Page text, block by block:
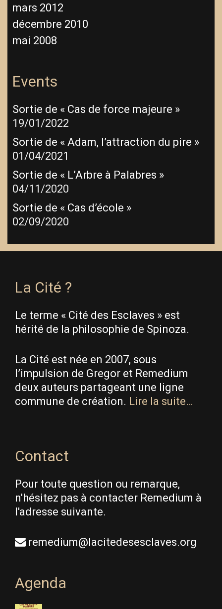
mars 2012
décembre 2010
mai 2008
Events
Sortie de « Cas de force majeure »
19/01/2022
Sortie de « Adam, l’attraction du pire »
01/04/2021
Sortie de « L’Arbre à Palabres »
04/11/2020
Sortie de « Cas d’école »
02/09/2020
La Cité ?
Le terme « Cité des Esclaves » est
hérité de la philosophie de Spinoza.
La Cité est née en 2007, sous
l’impulsion de Gregor et Remedium
deux auteurs partageant une ligne
commune de création. Lire la suite…
Contact
Pour toute question ou remarque,
n'hésitez pas à contacter Remedium à
l'adresse suivante.
remedium@lacitedesesclaves.org
Agenda